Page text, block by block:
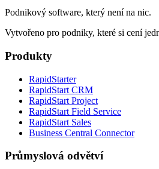
Podnikový software, který není na nic.
Vytvořeno pro podniky, které si cení
Produkty
RapidStarter
RapidStart CRM
RapidStart Project
RapidStart Field Service
RapidStart Sales
Business Central Connector
Průmyslová odvětví